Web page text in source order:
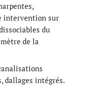
intervention sur
du
de la
dallages intégrés.